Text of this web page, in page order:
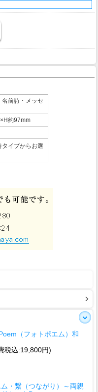
前詩・メッセ
約97mm
タイプからお選
（フォトポエム）和
税込:19,800円)
・繋（つながり）～両親